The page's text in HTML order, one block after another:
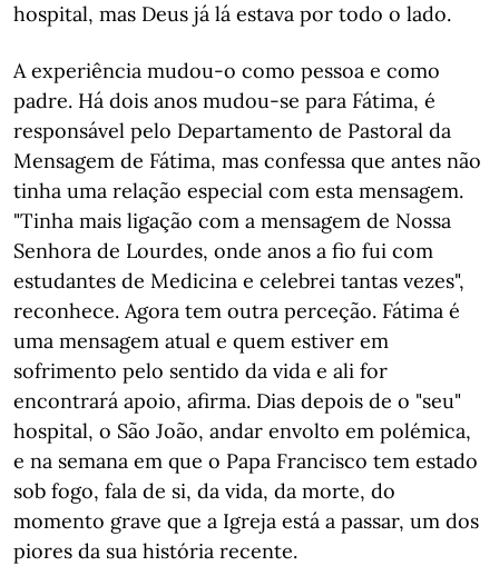
hospital, mas Deus já lá estava por todo o lado.
A experiência mudou-o como pessoa e como
padre. Há dois anos mudou-se para Fátima, é
responsável pelo Departamento de Pastoral da
Mensagem de Fátima, mas confessa que antes não
tinha uma relação especial com esta mensagem.
"Tinha mais ligação com a mensagem de Nossa
Senhora de Lourdes, onde anos a fio fui com
estudantes de Medicina e celebrei tantas vezes",
reconhece. Agora tem outra perceção. Fátima é
uma mensagem atual e quem estiver em
sofrimento pelo sentido da vida e ali for
encontrará apoio, afirma. Dias depois de o "seu"
hospital, o São João, andar envolto em polémica,
e na semana em que o Papa Francisco tem estado
sob fogo, fala de si, da vida, da morte, do
momento grave que a Igreja está a passar, um dos
piores da sua história recente.